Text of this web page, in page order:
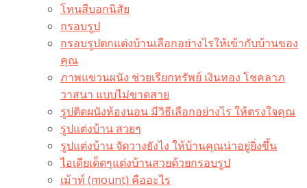
โทนสีบอกนิสัย
กรอบรูป
กรอบรูปตกแต่งบ้านเลือกอย่างไรให้เข้ากับบ้านของ
คุณ
ภาพแขวนผนัง ช่วยเรียกทรัพย์ เงินทอง โชคลาภ
วาสนา แบบไม่ขาดสาย
รูปติดผนังห้องนอน มีวิธีเลือกอย่างไร ให้ตรงใจคุณ
รูปแต่งบ้าน สวยๆ
รูปแต่งบ้าน จัดวางยังไง ให้บ้านคุณน่าอยู่ยิ่งขึ้น
ไอเดียเด็ดๆแต่งบ้านสวยด้วยกรอบรูป
เม้าท์ (mount) คืออะไร​